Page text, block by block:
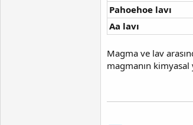
Pahoehoe lavı
Aa lavı
Magma ve lav
magmanın kimyasal